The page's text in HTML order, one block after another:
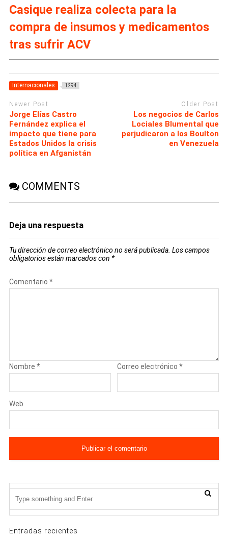
Casique realiza colecta para la
compra de insumos y medicamentos
tras sufrir ACV
Internacionales 1294
Newer Post
Jorge Elías Castro
Fernández explica el
impacto que tiene para
Estados Unidos la crisis
política en Afganistán
Older Post
Los negocios de Carlos
Lociales Blumental que
perjudicaron a los Boulton
en Venezuela
COMMENTS
Deja una respuesta
Tu dirección de correo electrónico no será publicada. Los campos
obligatorios están marcados con *
Comentario *
Nombre * Correo electrónico*
Web
Entradas recientes